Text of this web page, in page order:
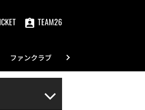
TEAM26
ファンクラブ